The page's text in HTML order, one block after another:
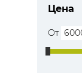
Цена
От